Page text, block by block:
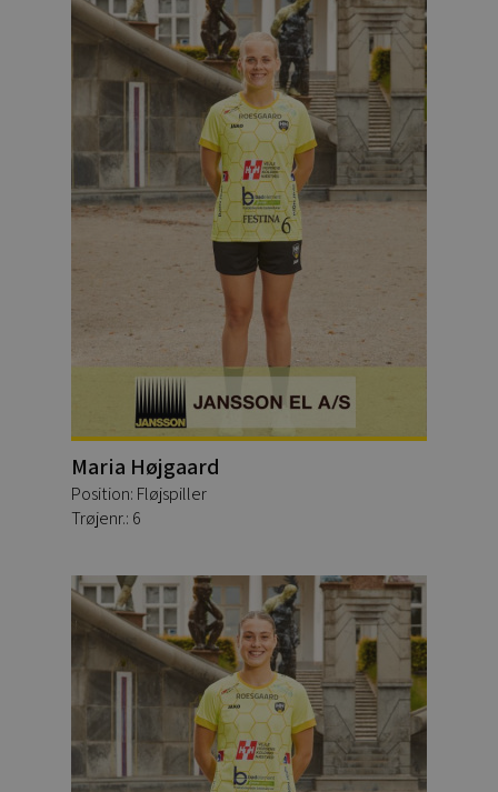
Maria Højgaard
Position: Fløjspiller
Trøjenr.: 6